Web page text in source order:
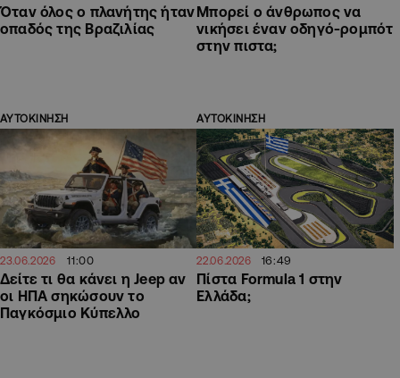
Όταν όλος ο πλανήτης ήταν
οπαδός της Βραζιλίας
Μπορεί ο άνθρωπος να
νικήσει έναν οδηγό-ρομπότ
στην πιστα;
ΑΥΤΟΚΙΝΗΣΗ
23.06.2026 11:00
Δείτε τι θα κάνει η Jeep αν
οι ΗΠΑ σηκώσουν το
Παγκόσμιο Κύπελλο
ΑΥΤΟΚΙΝΗΣΗ
22.06.2026 16:49
Πίστα Formula 1 στην
Ελλάδα;